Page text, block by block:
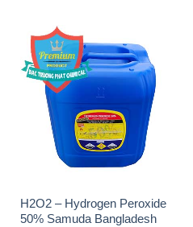
H2O2 – Hydrogen Peroxide
50% Samuda Bangladesh